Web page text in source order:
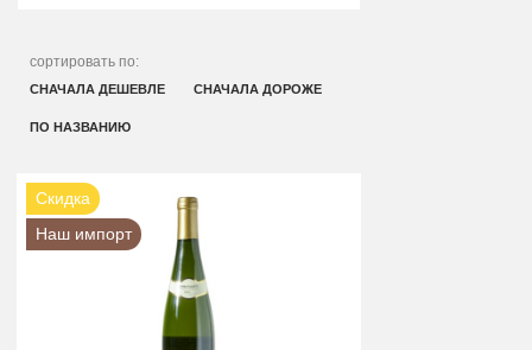
сортировать по:
СНАЧАЛА ДЕШЕВЛЕ СНАЧАЛА ДОРОЖЕ
ПО НАЗВАНИЮ
Скидка
Наш импорт